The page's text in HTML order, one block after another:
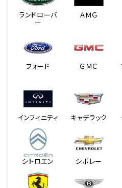
ランドローバ
ー
ＡＭＧ
フォード ＧＭＣ
インフィニティ キャデラック
シトロエン シボレー